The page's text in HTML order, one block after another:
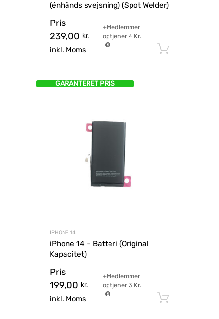
(énhånds svejsning) (Spot Welder)
Pris
239,00 kr.
inkl. Moms
+Medlemmer
optjener4 Kr.
GARANTERET PRIS
IPHONE 14
iPhone 14 – Batteri (Original
Kapacitet)
Pris
199,00 kr.
inkl. Moms
+Medlemmer
optjener 3 Kr.